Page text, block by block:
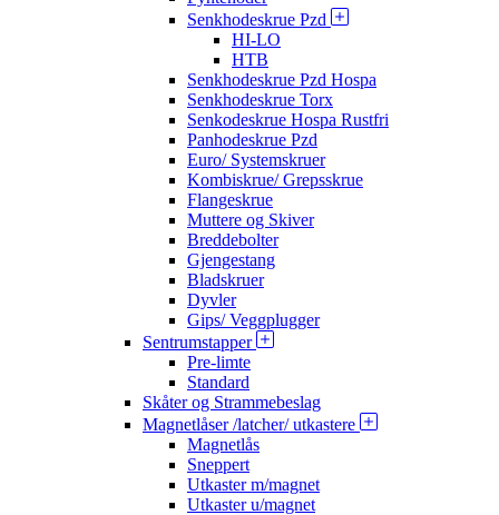
Senkhodeskrue Pzd
HI-LO
HTB
Senkhodeskrue Pzd Hospa
Senkhodeskrue Torx
Senkodeskrue Hospa Rustfri
Panhodeskrue Pzd
Euro/ Systemskruer
Kombiskrue/ Grepsskrue
Flangeskrue
Muttere og Skiver
Breddebolter
Gjengestang
Bladskruer
Dyvler
Gips/ Veggplugger
Sentrumstapper
Pre-limte
Standard
Skåter og Strammebeslag
Magnetlåser /latcher/ utkastere
Magnetlås
Sneppert
Utkaster m/magnet
Utkaster u/magnet